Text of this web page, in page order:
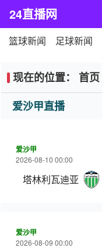
24直播网
篮球新闻 足球新闻
现在的位置： 首页
爱沙甲直播
爱沙甲
2026-08-10 00:00
塔林利瓦迪亚
爱沙甲
2026-08-09 00:00